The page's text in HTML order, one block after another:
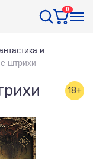
0
и
штрихи
18+